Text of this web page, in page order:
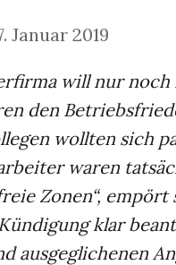
Januar 2019
will nur
den
wollten sich
waren
Zonen“, empört
klar
ausgeglichenen